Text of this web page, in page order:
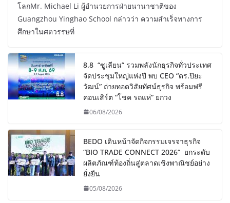
โลกMr. Michael Li ผู้อำนวยการฝ่ายนานาชาติของ
Guangzhou Yinghao School กล่าวว่า ความสำเร็จทางการ
ศึกษาในศตวรรษที่
8.8 “ซูเลียน” รวมพลังนักธุรกิจทั่วประเทศ
จัดประชุมใหญ่แห่งปี พบ CEO “ดร.ปิยะ
วัฒน์” ถ่ายทอดวิสัยทัศน์ธุรกิจ พร้อมฟรี
คอนเสิร์ต “โชค รถแห่” ยกวง
06/08/2026
BEDO เดินหน้าจัดกิจกรรมเจรจาธุรกิจ
“BIO TRADE CONNECT 2026” ยกระดับ
ผลิตภัณฑ์ท้องถิ่นสู่ตลาดเชิงพาณิชย์อย่าง
ยั่งยืน
05/08/2026